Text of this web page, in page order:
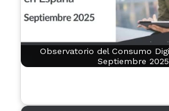
Observatorio del Consumo
Septiembre 2025